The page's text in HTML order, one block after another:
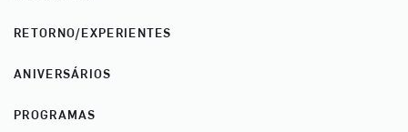
RETORNO/EXPERIENTES
ANIVERSÁRIOS
PROGRAMAS